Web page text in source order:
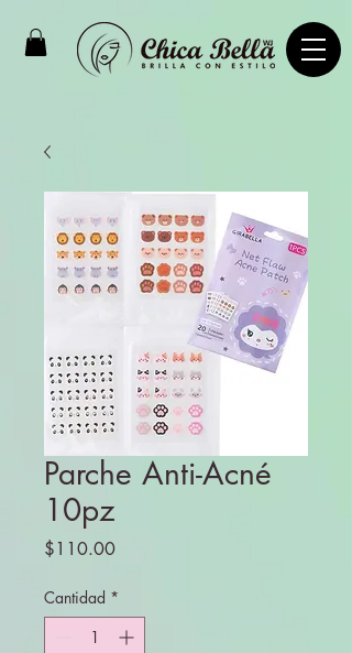
Parche Anti-Acné
10pz
$110.00Precio
Cantidad *